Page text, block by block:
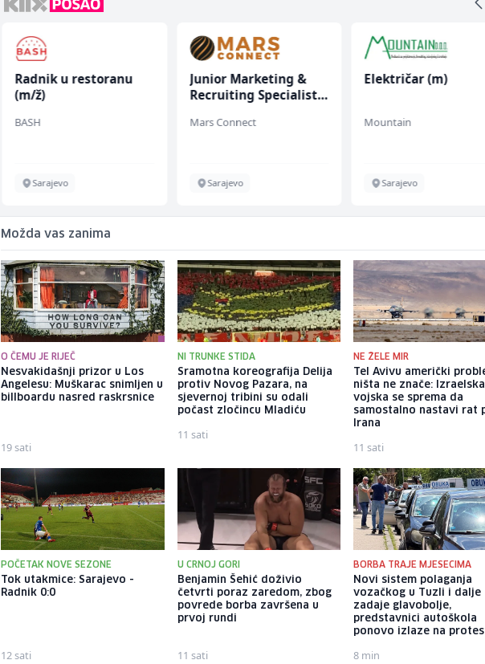
Radnik u restoranu
(m/ž)
BASH
Sarajevo
Junior Marketing &
Recruiting Specialist
Mars Connect
Sarajevo
Električar (m)
Mountain
Sarajevo
Možda vas zanima
O ČEMU JE RIJEČ
Nesvakidašnji prizor u Los
Angelesu: Muškarac snimljen u
billboardu nasred raskrsnice
19 sati
NI TRUNKE STIDA
Sramotna koreografija Delija
protiv Novog Pazara, na
sjevernoj tribini su odali
počast zločincu Mladiću
11 sati
NE ŽELE MIR
Tel Avivu američki
ništa ne znače: Izraelska
vojska se sprema da
samostalno nastavi rat
Irana
11 sati
POČETAK NOVE SEZONE
Tok utakmice: Sarajevo -
Radnik 0:0
12 sati
U CRNOJ GORI
Benjamin Šehić doživio
četvrti poraz zaredom, zbog
povrede borba završena u
prvoj rundi
11 sati
BORBA TRAJE MJESECIMA
Novi sistem polaganja
vozačkog u Tuzli i dalje
zadaje glavobolje,
predstavnici autoškola
ponovo izlaze na
8 min